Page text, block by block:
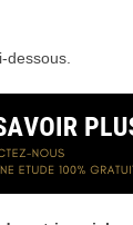
dessous.